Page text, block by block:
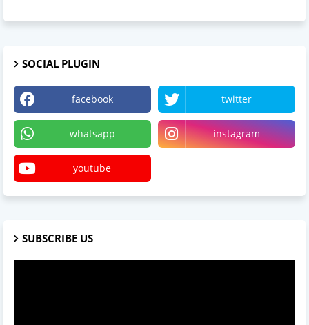
SOCIAL PLUGIN
facebook twitter
whatsapp instagram
youtube
SUBSCRIBE US